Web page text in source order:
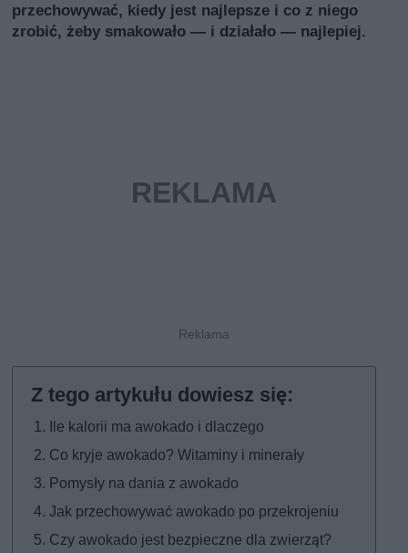
przechowywać, kiedy jest najlepsze i co z niego
zrobić, żeby smakowało — i działało — najlepiej.
Ile kalorii ma awokado i dlaczego
Co kryje awokado? Witaminy i minerały
Pomysły na dania z awokado
Jak przechowywać awokado po przekrojeniu
Czy awokado jest bezpieczne dla zwierząt?